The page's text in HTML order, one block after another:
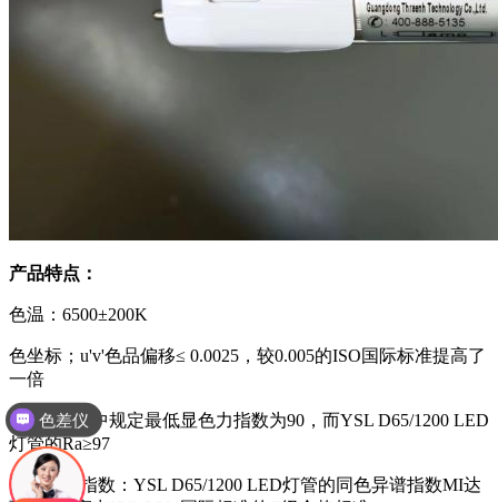
产品特点：
色温：6500±200K
色坐标；u'v'色品偏移≤ 0.0025，较0.005的ISO国际标准提高了
一倍
显指：ISO中规定最低显色力指数为90，而YSL D65/1200 LED
灯管的Ra≥97
同色异谱指数：YSL D65/1200 LED灯管的同色异谱指数MI达
色差仪
光泽度仪